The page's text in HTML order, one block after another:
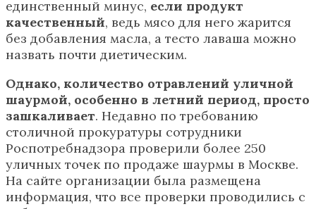
единственный минус, если продукт
качественный, ведь мясо для него жарится
без добавления масла, а тесто лаваша можно
назвать почти диетическим.
Однако, количество отравлений уличной
шаурмой, особенно в летний период, просто
зашкаливает. Недавно по требованию
столичной прокуратуры сотрудники
Роспотребнадзора проверили более 250
уличных точек по продаже шаурмы в Москве.
На сайте организации была размещена
информация, что все проверки проводились с